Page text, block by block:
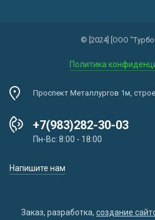
© [2024] [ООО
Политика
Проспект Металлургов 1м,
+7(983)282-30-03
Пн-Вс: 8:00 - 18:00
Напишите нам
Заказ, разработка, создание